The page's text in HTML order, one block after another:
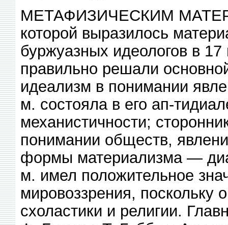
МЕТАФИЗИЧЕСКИМ
которой выразилось
буржуазных идеологов в
правильно решали
идеализм в понимании
м. состояла в его ап-
механистичности;
понимании обществ,
формы материализма —
м. имел положительное
мировоззрения, поскольку
схоластики и религии.